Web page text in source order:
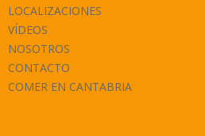
LOCALIZACIONES
VÍDEOS
NOSOTROS
CONTACTO
COMER EN CANTABRIA